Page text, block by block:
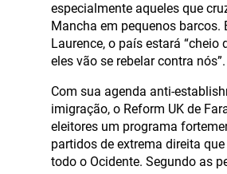
especialmente aqueles que
Mancha em pequenos barcos.
Laurence, o país estará “cheio
eles vão se rebelar contra nós”.
Com sua agenda anti-
imigração, o Reform UK de
eleitores um programa
partidos de extrema direita
todo o Ocidente. Segundo as